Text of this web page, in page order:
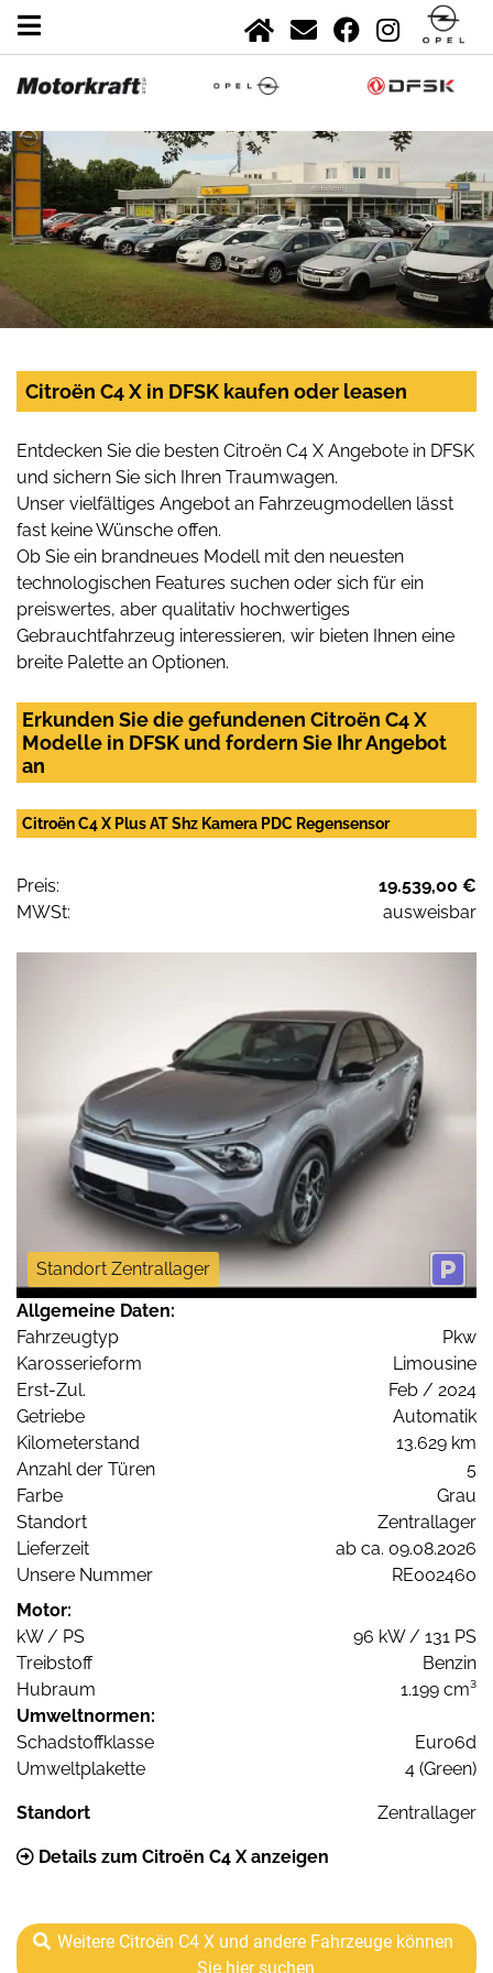
Citroën C4 X in DFSK kaufen oder leasen
Entdecken Sie die besten Citroën C4 X Angebote in DFSK
und sichern Sie sich Ihren Traumwagen.
Unser vielfältiges Angebot an Fahrzeugmodellen lässt
fast keine Wünsche offen.
Ob Sie ein brandneues Modell mit den neuesten
technologischen Features suchen oder sich für ein
preiswertes, aber qualitativ hochwertiges
Gebrauchtfahrzeug interessieren, wir bieten Ihnen eine
breite Palette an Optionen.
Erkunden Sie die gefundenen Citroën C4 X
Modelle in DFSK und fordern Sie Ihr Angebot
an
Citroën C4 X Plus AT Shz Kamera PDC Regensensor
Preis:
19.539,00 €
MWSt:
ausweisbar
Standort Zentrallager
Allgemeine Daten:
Fahrzeugtyp
Pkw
Karosserieform
Limousine
Erst-Zul.
Feb / 2024
Getriebe
Automatik
Kilometerstand
13.629 km
Anzahl der Türen
5
Farbe
Grau
Standort
Zentrallager
Lieferzeit
ab ca. 09.08.2026
Unsere Nummer
RE002460
Motor:
kW / PS
96 kW / 131 PS
Treibstoff
Benzin
Hubraum
1.199 cm³
Umweltnormen:
Schadstoffklasse
Euro6d
Umweltplakette
4 (Green)
Standort Zentrallager
Details zum Citroën C4 X anzeigen
Weitere Citroën C4 X und andere Fahrzeuge können
Sie hier suchen